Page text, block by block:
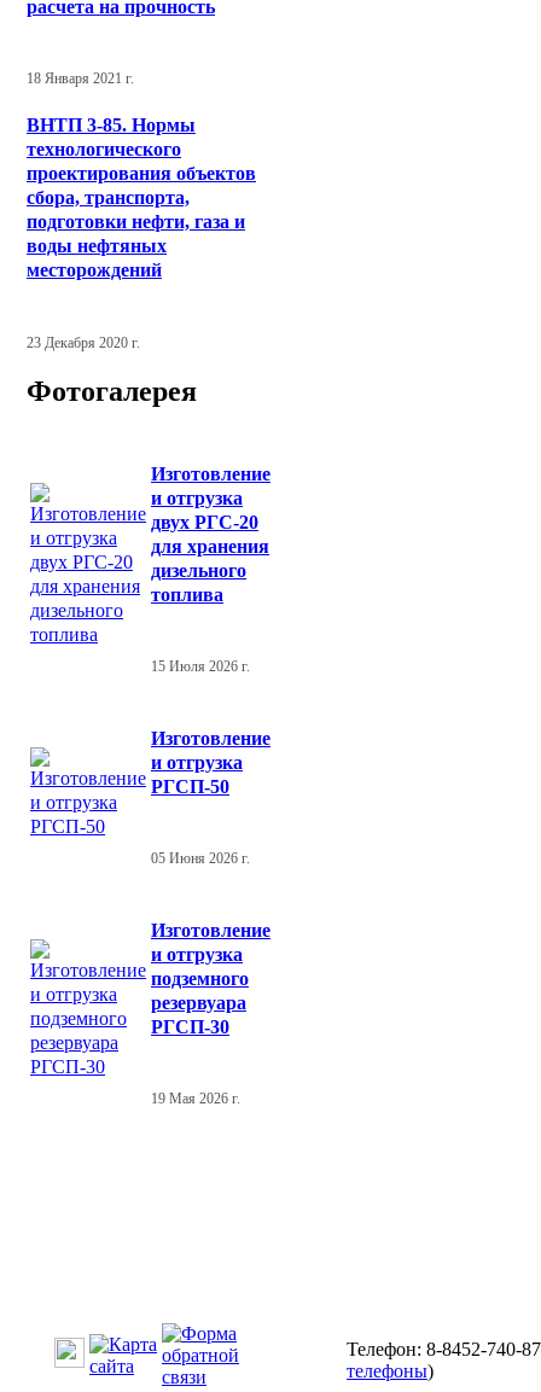
расчета на прочность
18 Января 2021 г.
ВНТП 3-85. Нормы
технологического
проектирования объектов
сбора, транспорта,
подготовки нефти, газа и
воды нефтяных
месторождений
23 Декабря 2020 г.
Фотогалерея
Изготовление
и отгрузка
двух РГС-20
для хранения
дизельного
топлива
15 Июля 2026 г.
Изготовление
и отгрузка
РГСП-50
05 Июня 2026 г.
Изготовление
и отгрузка
подземного
резервуара
РГСП-30
19 Мая 2026 г.
Телефон: 8-8452-740-
телефоны)